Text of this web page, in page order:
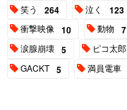
笑う 264 泣く 123
衝撃映像 10 動物 7
涙腺崩壊 5 ピコ太郎
GACKT 5 満員電車